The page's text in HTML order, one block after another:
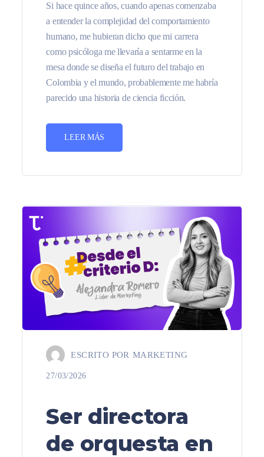
Si hace quince años, cuando apenas comenzaba
a entender la complejidad del comportamiento
humano, me hubieran dicho que mi carrera
como psicóloga me llevaría a sentarme en la
mesa donde se diseña el futuro del trabajo en
Colombia y el mundo, probablemente me habría
parecido una historia de ciencia ficción.
LEER MÁS
ESCRITO POR MARKETING
27/03/2026
Ser directora
de orquesta en